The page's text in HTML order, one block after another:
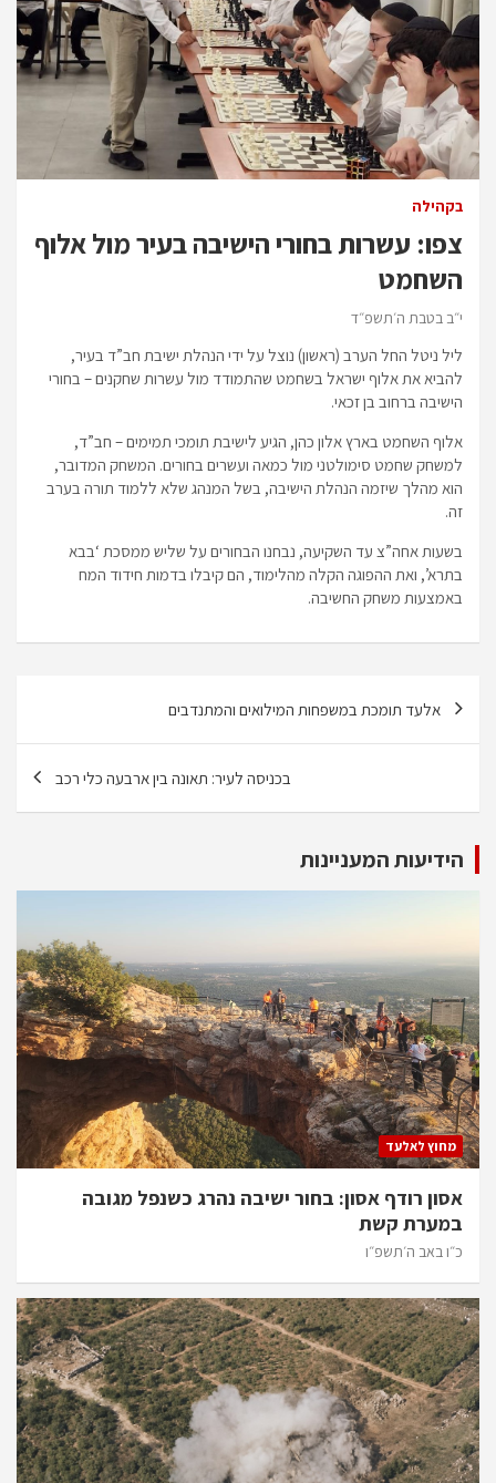
בקהילה
צפו: עשרות בחורי הישיבה בעיר מול אלוף
השחמט
י״ב בטבת ה׳תשפ״ד
ליל ניטל החל הערב (ראשון) נוצל על ידי הנהלת ישיבת חב”ד בעיר,
להביא את אלוף ישראל בשחמט שהתמודד מול עשרות שחקנים – בחורי
הישיבה ברחוב בן זכאי.
אלוף השחמט בארץ אלון כהן, הגיע לישיבת תומכי תמימים – חב”ד,
למשחק שחמט סימולטני מול כמאה ועשרים בחורים. המשחק המדובר,
הוא מהלך שיזמה הנהלת הישיבה, בשל המנהג שלא ללמוד תורה בערב
זה.
בשעות אחה”צ עד השקיעה, נבחנו הבחורים על שליש ממסכת ‘בבא
בתרא’, ואת ההפוגה הקלה מהלימוד, הם קיבלו בדמות חידוד המח
באמצעות משחק החשיבה.
אלעד תומכת במשפחות המילואים והמתנדבים
בכניסה לעיר: תאונה בין ארבעה כלי רכב
הידיעות המעניינות
מחוץ לאלעד
אסון רודף אסון: בחור ישיבה נהרג כשנפל מגובה
במערת קשת
כ״ו באב ה׳תשפ״ו